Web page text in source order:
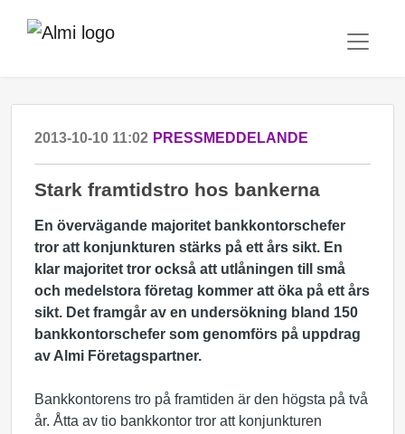
2013-10-10 11:02 PRESSMEDDELANDE
Stark framtidstro hos bankerna
En övervägande majoritet bankkontorschefer
tror att konjunkturen stärks på ett års sikt. En
klar majoritet tror också att utlåningen till små
och medelstora företag kommer att öka på ett års
sikt. Det framgår av en undersökning bland 150
bankkontorschefer som genomförs på uppdrag
av Almi Företagspartner.
Bankkontorens tro på framtiden är den högsta på två
år. Åtta av tio bankkontor tror att konjunkturen